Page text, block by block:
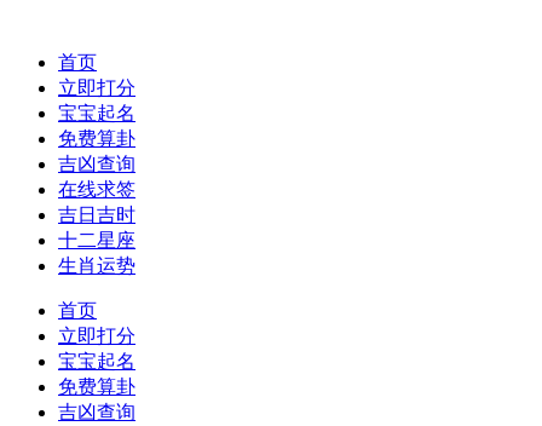
首页
立即打分
宝宝起名
免费算卦
吉凶查询
在线求签
吉日吉时
十二星座
生肖运势
首页
立即打分
宝宝起名
免费算卦
吉凶查询